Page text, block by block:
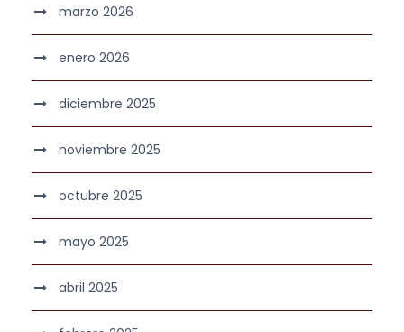
marzo 2026
enero 2026
diciembre 2025
noviembre 2025
octubre 2025
mayo 2025
abril 2025